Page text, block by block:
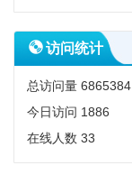
访问统计
总访问量 6865384
今日访问 1886
在线人数 33